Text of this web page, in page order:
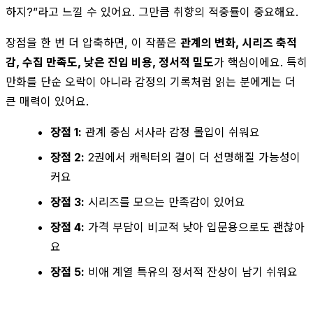
하지?”라고 느낄 수 있어요. 그만큼 취향의 적중률이 중요해요.
장점을 한 번 더 압축하면, 이 작품은 관계의 변화, 시리즈 축적
감, 수집 만족도, 낮은 진입 비용, 정서적 밀도가 핵심이에요. 특히
만화를 단순 오락이 아니라 감정의 기록처럼 읽는 분에게는 더
큰 매력이 있어요.
장점 1: 관계 중심 서사라 감정 몰입이 쉬워요
장점 2: 2권에서 캐릭터의 결이 더 선명해질 가능성이
커요
장점 3: 시리즈를 모으는 만족감이 있어요
장점 4: 가격 부담이 비교적 낮아 입문용으로도 괜찮아
요
장점 5: 비애 계열 특유의 정서적 잔상이 남기 쉬워요